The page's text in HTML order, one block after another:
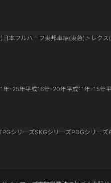
日本フルハーフ 東邦車輛(東急) トレク
年-25年平成16年-20年平成11年-15年
シリーズSKGシリーズPDGシリーズ